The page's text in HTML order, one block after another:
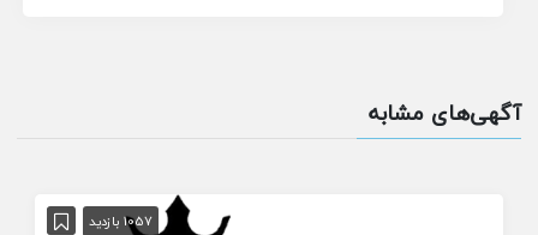
آگهی‌های مشابه
1057 بازدید